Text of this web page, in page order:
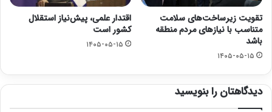
تقویت زیرساخت‌های سلامت
متناسب با نیازهای مردم منطقه
باشد
۱۴۰۵-۰۵-۱۵
اقتدار علمی، پیش‌نیاز استقلال
کشور است
۱۴۰۵-۰۵-۱۵
دیدگاهتان را بنویسید